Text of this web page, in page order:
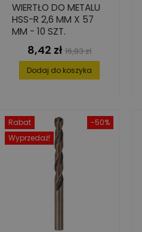
WIERTŁO DO METALU
HSS-R 2,6 MM X 57
MM - 10 SZT.
Cena
8,42 zł Cena
podstawowa
16,83 zł
Dodaj do koszyka
-50%
Rabat
Wyprzedaż!